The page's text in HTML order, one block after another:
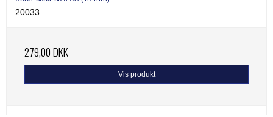
20033
279,00 DKK
Vis produkt